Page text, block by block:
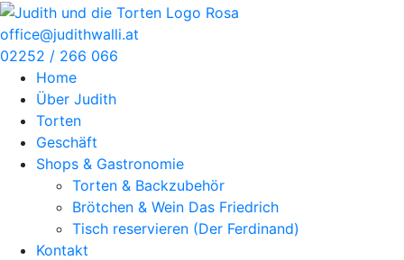
Zum
Inhalt
springen
office@judithwalli.at
02252 / 266 066
Home
Über Judith
Torten
Geschäft
Shops & Gastronomie
Torten & Backzubehör
Brötchen & Wein Das Friedrich
Tisch reservieren (Der Ferdinand)
Kontakt